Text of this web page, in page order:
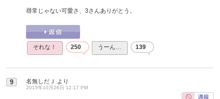
尋常じゃない可愛さ、3さんありがとう。
それな！ 250 うーん… 139
9 名無しだＪ より
2015年10月26日 12:17 PM